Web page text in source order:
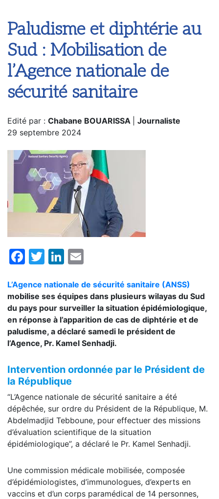
Paludisme et diphtérie au
Sud : Mobilisation de
l’Agence nationale de
sécurité sanitaire
Edité par : Chabane BOUARISSA
Journaliste
29 septembre 2024
Facebook
TwitterLinkedIn
L’Agence nationale de sécurité sanitaire (ANSS)
mobilise ses équipes dans plusieurs wilayas du Sud
du pays pour surveiller la situation épidémiologique,
en réponse à l’apparition de cas de diphtérie et de
paludisme, a déclaré samedi le président de
l’Agence, Pr. Kamel Senhadji.
Intervention ordonnée par le Président de
la République
“L’Agence nationale de sécurité sanitaire a été
dépêchée, sur ordre du Président de la République, M.
Abdelmadjid Tebboune, pour effectuer des missions
d’évaluation scientifique de la situation
épidémiologique”, a déclaré le Pr. Kamel Senhadji.
Une commission médicale mobilisée, composée
d’épidémiologistes, d’immunologues, d’experts en
vaccins et d’un corps paramédical de 14 personnes,